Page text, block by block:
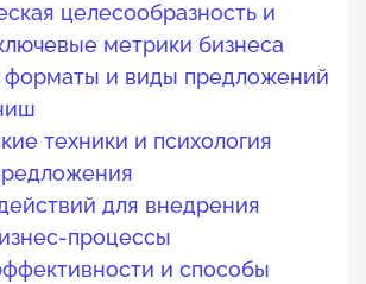
целесообразность и
метрики бизнеса
и виды предложений
техники и психология
для внедрения
процессы
и способы